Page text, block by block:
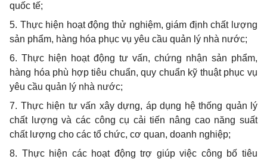
quốc tế;
5. Thực hiện hoạt động thử nghiệm, giám định chất lượng
sản phẩm, hàng hóa phục vụ yêu cầu quản lý nhà nước;
6. Thực hiện hoạt động tư vấn, chứng nhận sản phẩm,
hàng hóa phù hợp tiêu chuẩn, quy chuẩn kỹ thuật phục vụ
yêu cầu quản lý nhà nước;
7. Thực hiện tư vấn xây dựng, áp dụng hệ thống quản lý
chất lượng và các công cụ cải tiến nâng cao năng suất
chất lượng cho các tổ chức, cơ quan, doanh nghiệp;
8. Thực hiện các hoạt động trợ giúp việc công bố tiêu